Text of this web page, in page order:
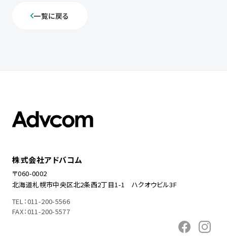
一覧に戻る
株式会社アドバコム
〒060-0002
北海道札幌市中央区北2条西2丁目1-1 ハクオウビル3F
TEL：011-200-5566
FAX：011-200-5577